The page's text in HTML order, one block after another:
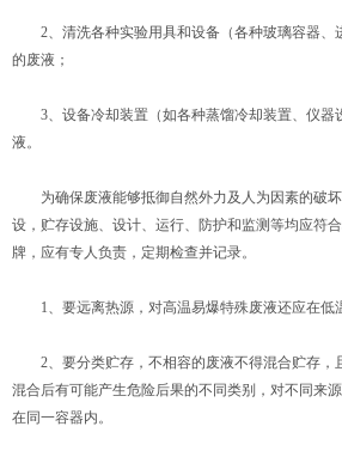
2、清洗各种实验用具和设备（各种玻璃容器、
的废液；
3、设备冷却装置（如各种蒸馏冷却装置、仪器
液。
为确保废液能够抵御自然外力及人为因素的破坏
设，贮存设施、设计、运行、防护和监测等均应符
牌，应有专人负责，定期检查并记录。
1、要远离热源，对高温易爆特殊废液还应在低
2、要分类贮存，不相容的废液不得混合贮存，
混合后有可能产生危险后果的不同类别，对不同来
在同一容器内。